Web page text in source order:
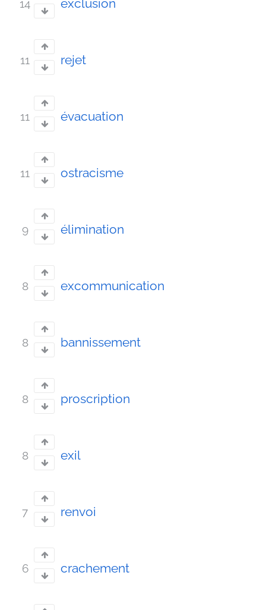
14 exclusion
11 rejet
11 évacuation
11 ostracisme
9 élimination
8 excommunication
8 bannissement
8 proscription
8 exil
7 renvoi
6 crachement